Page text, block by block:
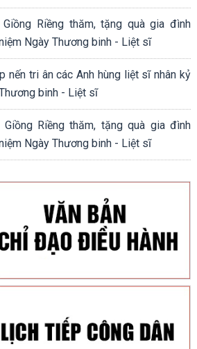
Riềng thăm, tặng quà gia đình
Ngày Thương binh - Liệt sĩ
nến tri ân các Anh hùng liệt sĩ nhân kỷ
binh - Liệt sĩ
Riềng thăm, tặng quà gia đình
Ngày Thương binh - Liệt sĩ